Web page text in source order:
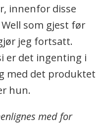
innenfor disse
som gjest før
jeg fortsatt.
er det ingenting i
med det produktet
hun.
med for